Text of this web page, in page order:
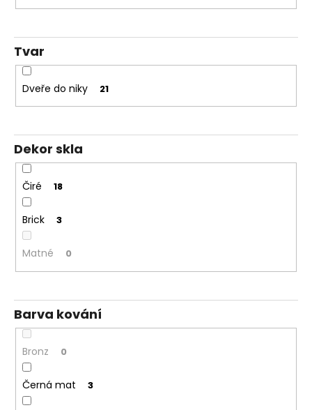
Tvar
Dveře do niky 21
Dekor skla
Čiré 18
Brick 3
Matné 0
Barva kování
Bronz 0
Černá mat 3